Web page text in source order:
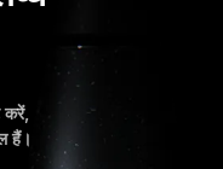
हैं।